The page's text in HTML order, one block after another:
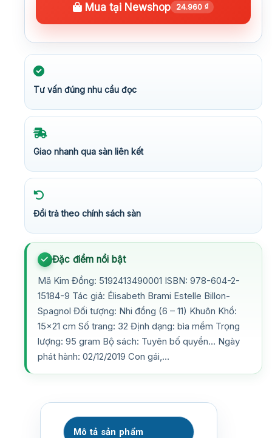
Mua tại Newshop 24.960 ₫
Tư vấn đúng nhu cầu đọc
Giao nhanh qua sàn liên kết
Đổi trả theo chính sách sàn
Đặc điểm nổi bật
Mã Kim Đồng: 5192413490001 ISBN: 978-604-2-
15184-9 Tác giả: Élisabeth Brami Estelle Billon-
Spagnol Đối tượng: Nhi đồng (6 – 11) Khuôn Khổ:
15×21 cm Số trang: 32 Định dạng: bìa mềm Trọng
lượng: 95 gram Bộ sách: Tuyên bố quyền… Ngày
phát hành: 02/12/2019 Con gái,…
Mô tả sản phẩm